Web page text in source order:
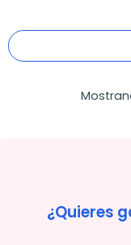
¿Quieres